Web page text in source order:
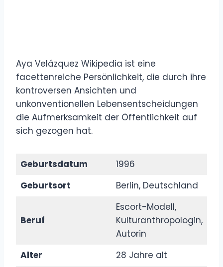
Aya Velázquez Wikipedia ist eine
facettenreiche Persönlichkeit, die durch ihre
kontroversen Ansichten und
unkonventionellen Lebensentscheidungen
die Aufmerksamkeit der Öffentlichkeit auf
sich gezogen hat.
Geburtsdatum
1996
Geburtsort
Berlin, Deutschland
Beruf
Escort-Modell,
Kulturanthropologin,
Autorin
Alter
28 Jahre alt